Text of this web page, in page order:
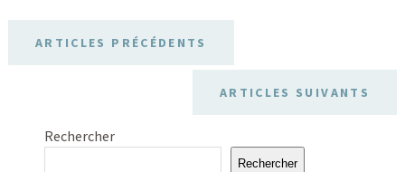
ARTICLES PRÉCÉDENTS
ARTICLES SUIVANTS
Rechercher
Rechercher